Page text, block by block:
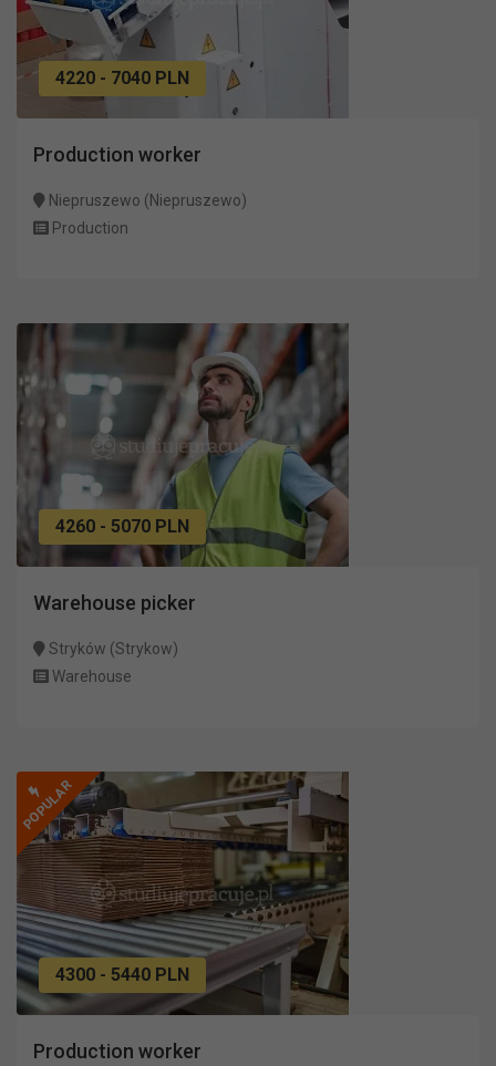
4220 - 7040 PLN
Production worker
Niepruszewo (Niepruszewo)
Production
4260 - 5070 PLN
Warehouse picker
Stryków (Strykow)
Warehouse
POPULAR
4300 - 5440 PLN
Production worker